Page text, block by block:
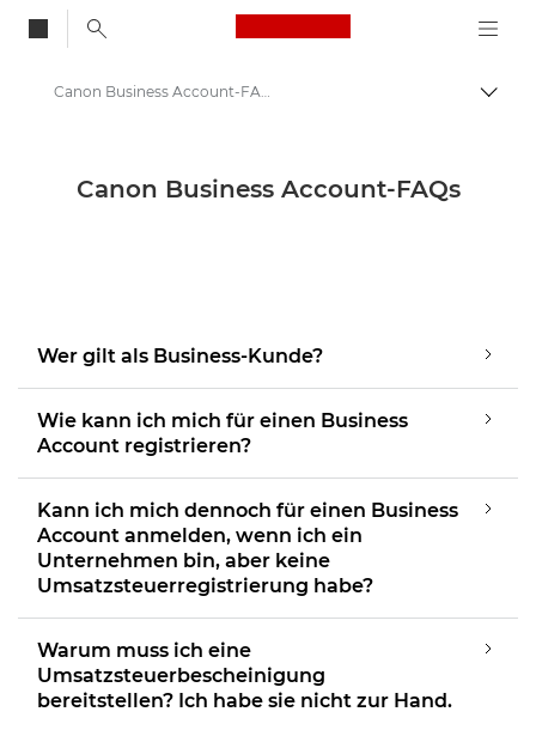
Canon Logo, back
Auf
Canon Business Account
Canon Business Account-FAQ: Antworten auf deine Fragen
Canon Business Account-FAQs
Wer gilt als Business-Kunde?
Wie kann ich mich für einen Business
Account registrieren?
Kann ich mich dennoch für einen Business
Account anmelden, wenn ich ein
Unternehmen bin, aber keine
Umsatzsteuerregistrierung habe?
Warum muss ich eine
Umsatzsteuerbescheinigung
bereitstellen? Ich habe sie nicht zur Hand.